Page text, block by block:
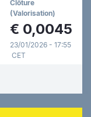
Clôture
(Valorisation)
€ 0,0045
23/01/2026 - 17:55
CET